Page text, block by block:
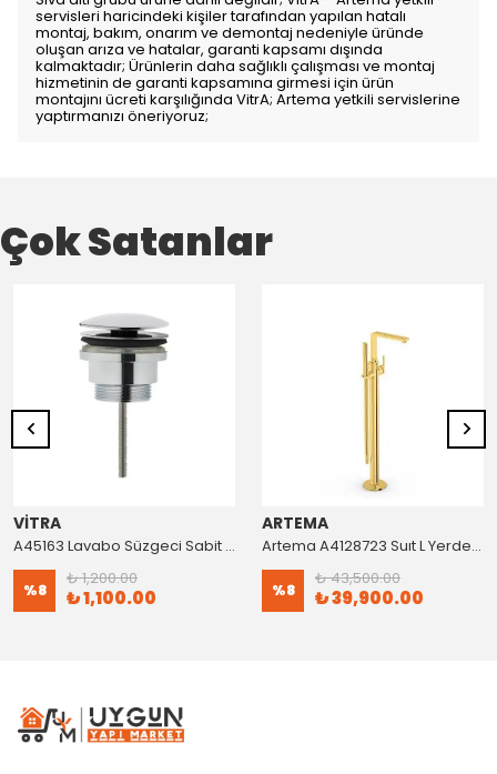
servisleri haricindeki kişiler tarafından yapılan hatalı
montaj, bakım, onarım ve demontaj nedeniyle üründe
oluşan arıza ve hatalar, garanti kapsamı dışında
kalmaktadır; Ürünlerin daha sağlıklı çalışması ve montaj
hizmetinin de garanti kapsamına girmesi için ürün
montajını ücreti karşılığında VitrA; Artema yetkili servislerine
yaptırmanızı öneriyoruz;
Çok Satanlar
VİTRA
A45163 Lavabo Süzgeci Sabit Krom
%8
₺ 1,200.00
₺ 1,100.00
ARTEMA
Artema A4128723 Suıt L Yerden Küvet Bataryası Altın
%8
₺ 43,500.00
₺ 39,900.00